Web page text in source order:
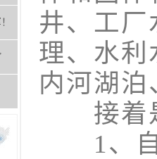
井、工
理、水利
内河湖
接着是
1、自